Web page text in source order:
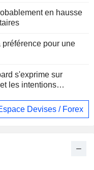
en hausse
préférence pour une
s'exprime sur
les intentions
Devises / Forex